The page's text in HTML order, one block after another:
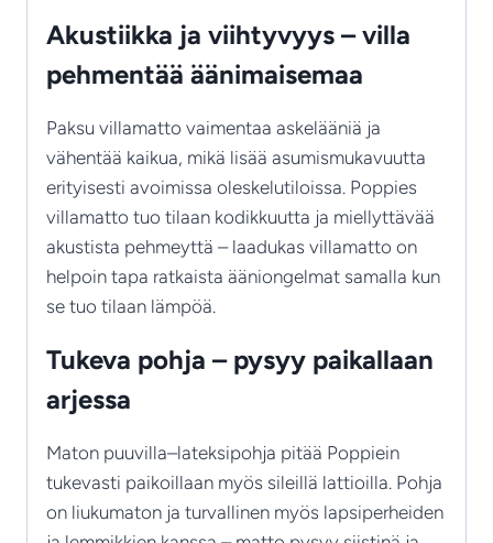
Akustiikka ja viihtyvyys – villa
pehmentää äänimaisemaa
Paksu villamatto vaimentaa askelääniä ja
vähentää kaikua, mikä lisää asumismukavuutta
erityisesti avoimissa oleskelutiloissa. Poppies
villamatto tuo tilaan kodikkuutta ja miellyttävää
akustista pehmeyttä – laadukas villamatto on
helpoin tapa ratkaista ääniongelmat samalla kun
se tuo tilaan lämpöä.
Tukeva pohja – pysyy paikallaan
arjessa
Maton puuvilla–lateksipohja pitää Poppiein
tukevasti paikoillaan myös sileillä lattioilla. Pohja
on liukumaton ja turvallinen myös lapsiperheiden